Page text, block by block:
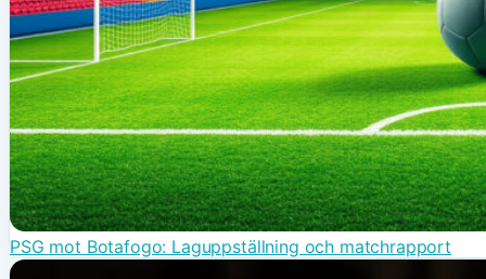
PSG mot Botafogo: Laguppställning och matchrapport